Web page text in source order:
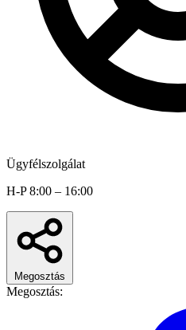
Ügyfélszolgálat
H-P 8:00 – 16:00
Megosztás
Megosztás: